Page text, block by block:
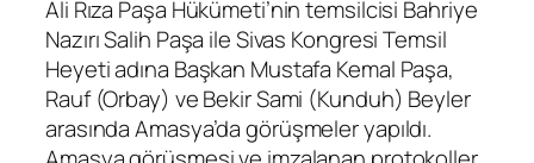
Ali Rıza Paşa Hükümeti’nin temsilcisi Bahriye
Nazırı Salih Paşa ile Sivas Kongresi Temsil
Heyeti adına Başkan Mustafa Kemal Paşa,
Rauf (Orbay) ve Bekir Sami (Kunduh) Beyler
arasında Amasya’da görüşmeler yapıldı.